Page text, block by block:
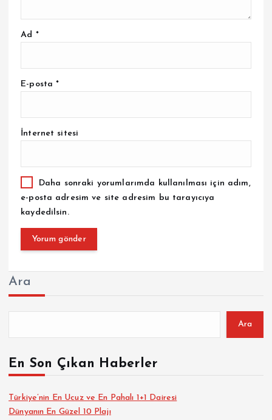
Ad *
E-posta*
İnternet sitesi
Daha sonraki yorumlarımda kullanılması için adım,
e-posta adresim ve site adresim bu tarayıcıya
kaydedilsin.
Ara
Ara
En Son Çıkan Haberler
Türkiye’nin En Ucuz ve En Pahalı 1+1 Dairesi
Dünyanın En Güzel 10 Plajı